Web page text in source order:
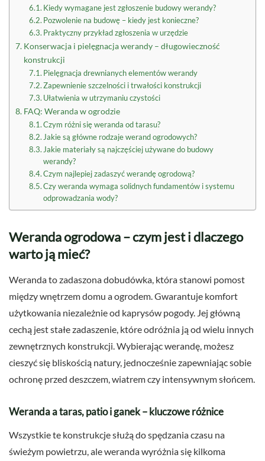
Kiedy wymagane jest zgłoszenie budowy werandy?
Pozwolenie na budowę – kiedy jest konieczne?
Praktyczny przykład zgłoszenia w urzędzie
Konserwacja i pielęgnacja werandy – długowieczność
konstrukcji
Pielęgnacja drewnianych elementów werandy
Zapewnienie szczelności i trwałości konstrukcji
Ułatwienia w utrzymaniu czystości
FAQ: Weranda w ogrodzie
Czym różni się weranda od tarasu?
Jakie są główne rodzaje werand ogrodowych?
Jakie materiały są najczęściej używane do budowy
werandy?
Czym najlepiej zadaszyć werandę ogrodową?
Czy weranda wymaga solidnych fundamentów i systemu
odprowadzania wody?
Weranda ogrodowa – czym jest i dlaczego
warto ją mieć?
Weranda to zadaszona dobudówka, która stanowi pomost
między wnętrzem domu a ogrodem. Gwarantuje komfort
użytkowania niezależnie od kaprysów pogody. Jej główną
cechą jest stałe zadaszenie, które odróżnia ją od wielu innych
zewnętrznych konstrukcji. Wybierając werandę, możesz
cieszyć się bliskością natury, jednocześnie zapewniając sobie
ochronę przed deszczem, wiatrem czy intensywnym słońcem.
Weranda a taras, patio i ganek – kluczowe różnice
Wszystkie te konstrukcje służą do spędzania czasu na
świeżym powietrzu, ale weranda wyróżnia się kilkoma